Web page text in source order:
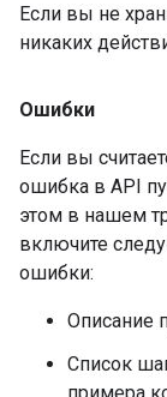
Если вы не
никаких
Ошибки
Если вы
ошибка в API
этом в нашем
включите
ошибки:
Описание
Список